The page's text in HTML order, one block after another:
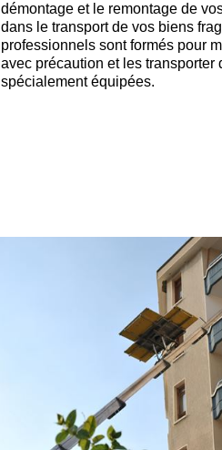
démontage et le remontage de
dans le transport de vos biens
professionnels sont formés pour
avec précaution et les transporter
spécialement équipées.